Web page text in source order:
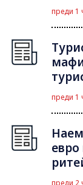
преди 1
преди 1
преди 2